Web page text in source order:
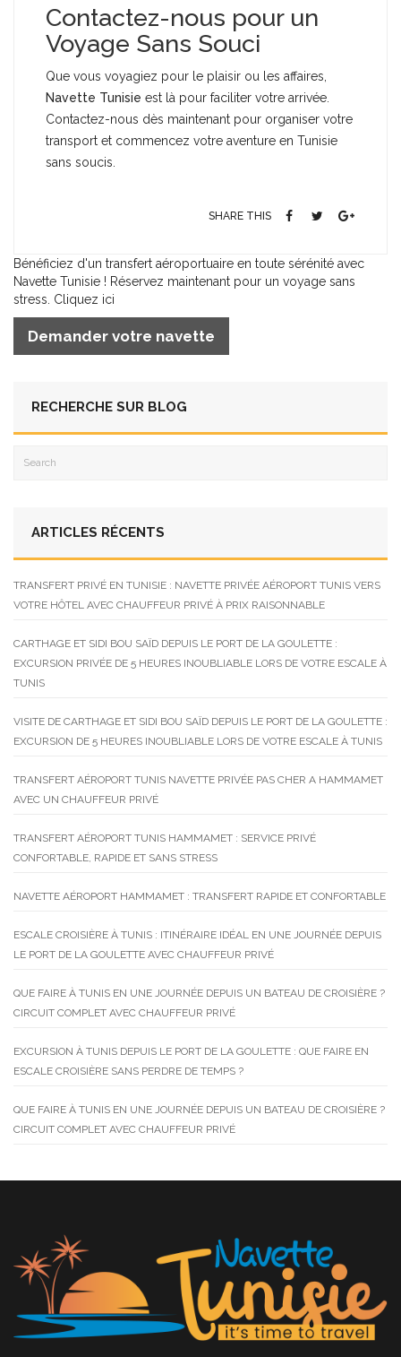
Contactez-nous pour un
Voyage Sans Souci
Que vous voyagiez pour le plaisir ou les affaires,
Navette Tunisie est là pour faciliter votre arrivée.
Contactez-nous dès maintenant pour organiser votre
transport et commencez votre aventure en Tunisie
sans soucis.
SHARE THIS
Bénéficiez d'un transfert aéroportuaire en toute sérénité avec
Navette Tunisie ! Réservez maintenant pour un voyage sans
stress. Cliquez ici
Demander votre navette
RECHERCHE SUR BLOG
ARTICLES RÉCENTS
TRANSFERT PRIVÉ EN TUNISIE : NAVETTE PRIVÉE AÉROPORT TUNIS VERS
VOTRE HÔTEL AVEC CHAUFFEUR PRIVÉ À PRIX RAISONNABLE
CARTHAGE ET SIDI BOU SAÏD DEPUIS LE PORT DE LA GOULETTE :
EXCURSION PRIVÉE DE 5 HEURES INOUBLIABLE LORS DE VOTRE ESCALE À
TUNIS
VISITE DE CARTHAGE ET SIDI BOU SAÏD DEPUIS LE PORT DE LA GOULETTE :
EXCURSION DE 5 HEURES INOUBLIABLE LORS DE VOTRE ESCALE À TUNIS
TRANSFERT AÉROPORT TUNIS NAVETTE PRIVÉE PAS CHER A HAMMAMET
AVEC UN CHAUFFEUR PRIVÉ
TRANSFERT AÉROPORT TUNIS HAMMAMET : SERVICE PRIVÉ
CONFORTABLE, RAPIDE ET SANS STRESS
NAVETTE AÉROPORT HAMMAMET : TRANSFERT RAPIDE ET CONFORTABLE
ESCALE CROISIÈRE À TUNIS : ITINÉRAIRE IDÉAL EN UNE JOURNÉE DEPUIS
LE PORT DE LA GOULETTE AVEC CHAUFFEUR PRIVÉ
QUE FAIRE À TUNIS EN UNE JOURNÉE DEPUIS UN BATEAU DE CROISIÈRE ?
CIRCUIT COMPLET AVEC CHAUFFEUR PRIVÉ
EXCURSION À TUNIS DEPUIS LE PORT DE LA GOULETTE : QUE FAIRE EN
ESCALE CROISIÈRE SANS PERDRE DE TEMPS ?
QUE FAIRE À TUNIS EN UNE JOURNÉE DEPUIS UN BATEAU DE CROISIÈRE ?
CIRCUIT COMPLET AVEC CHAUFFEUR PRIVÉ